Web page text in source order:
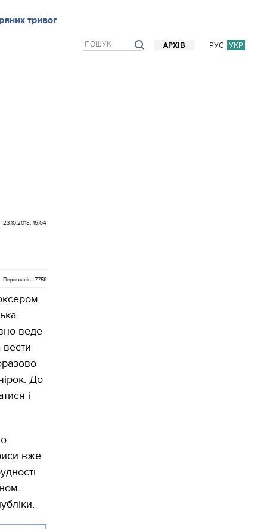
тривог
РУС УКР
АРХІВ
Блоги
23.10.2018, 16:04
Переглядів: 7756
веде
вести
До
і
вже